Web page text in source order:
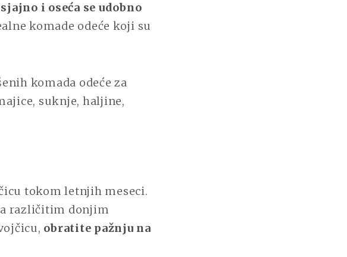
PERIODUi oseća se udobno
komade odeće koji su
komada odeće za
suknje, haljine,
tokom letnjih meseci.
različitim donjim
obratite pažnju na